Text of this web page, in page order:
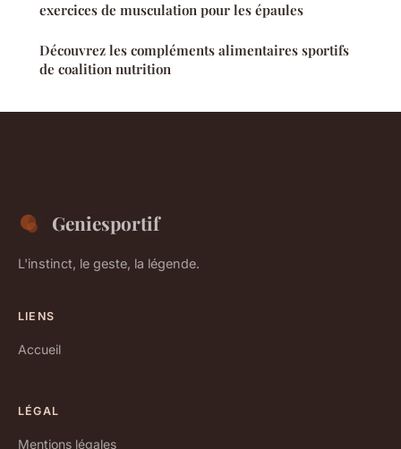
exercices de musculation pour les épaules
Découvrez les compléments alimentaires sportifs
de coalition nutrition
Geniesportif
L'instinct, le geste, la légende.
LIENS
Accueil
LÉGAL
Mentions légales